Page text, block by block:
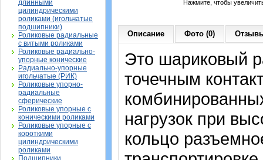
длинными
цилиндрическими
роликами (игольчатые
подшипники)
Роликовые радиальные
с витыми роликами
Роликовые радиально-
упорные конические
Радиально-упорные
игольчатые (РИК)
Роликовые упорно-
радиальные
сферические
Роликовые упорные с
коническими роликами
Роликовые упорные с
короткими
цилиндрическими
роликами
Подшипники
Нажмите, чтобы
Описание Фото (0)
Это шариковый
точечным
нагрузок при
кольцо